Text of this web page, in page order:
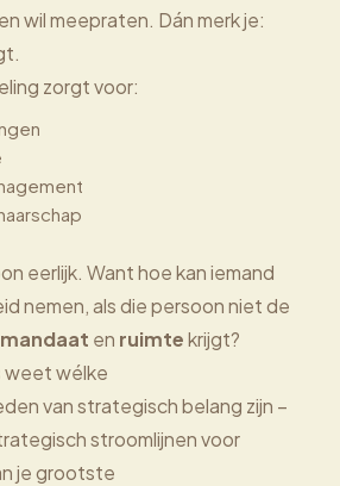
wil meepraten. Dán merk je:
zorgt voor:
eerlijk. Want hoe kan iemand
nemen, als die persoon niet de
mandaat en ruimtekrijgt?
weet wélke
van strategisch belang zijn –
stroomlijnen voor
je grootste